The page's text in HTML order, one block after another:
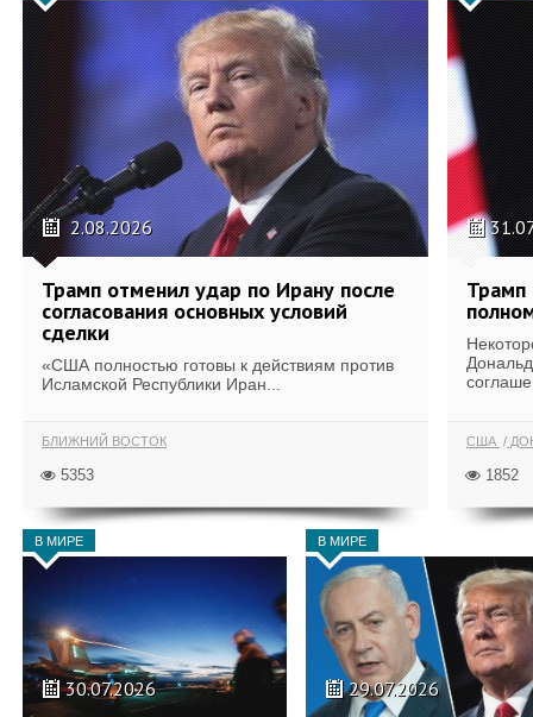
2.08.2026
Трамп отменил удар по Ирану после
согласования основных условий
сделки
«США полностью готовы к действиям против
Исламской Республики Иран...
БЛИЖНИЙ ВОСТОК
5353
Трамп
США
1852
В МИРЕ
30.07.2026
В МИРЕ
29.07.2026